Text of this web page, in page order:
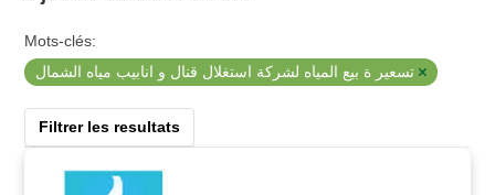
Mots-clés:
تسعير ة بيع المياه لشركة استغلال قنال و انابيب مياه الشمال
Filtrer les resultats